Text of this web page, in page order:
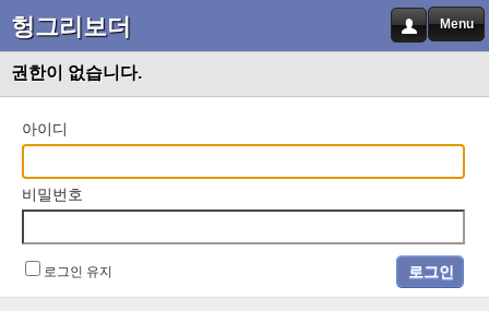
헝그리보더 Menu
권한이 없습니다.
아이디
비밀번호
로그인 유지